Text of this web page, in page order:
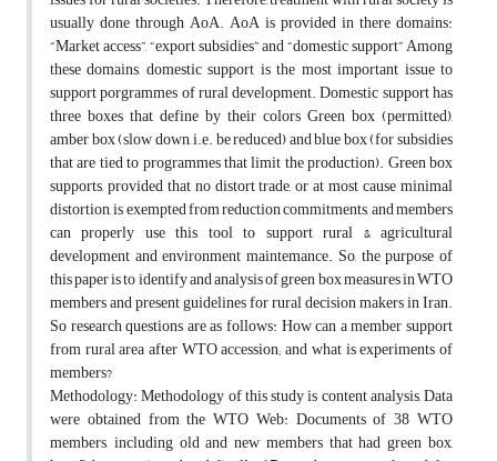
usually done through AoA. AoA is provided in there domains:
“Market access”, “export subsidies” and “domestic support” Among
these domains, domestic support is the most important issue to
support porgrammes of rural development. Domestic support has
three boxes that define by their colors Green box (permitted),
amber box (slow down, i.e. be reduced) and blue box (for subsidies
that are tied to programmes that limit the production). Green box
supports, provided that no distort trade, or at most cause minimal
distortion, is exempted from reduction commitments, and members
can properly use this tool to support rural & agricultural
development and environment maintemance. So, the purpose of
this paper is to identify and analysis of green box measures in WTO
members and present guidelines for rural decision makers in Iran.
So research questions are as follows: How can a member support
from rural area after WTO accession; and what is experiments of
members?
Methodology: Methodology of this study is content analysis, Data
were obtained from the WTO Web: Documents of 38 WTO
members, including old and new members that had green box,